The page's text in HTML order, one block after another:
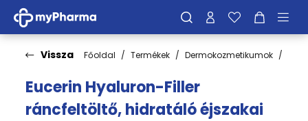
Vissza Főoldal Termékek Dermokozmetikumok
Eucerin Hyaluron-Filler
ráncfeltöltő, hidratáló éjszakai